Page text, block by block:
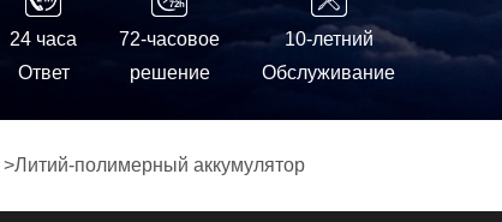
24 часа
Ответ
72-часовое
решение
10-летний
Обслуживание
>Литий-полимерный аккумулятор